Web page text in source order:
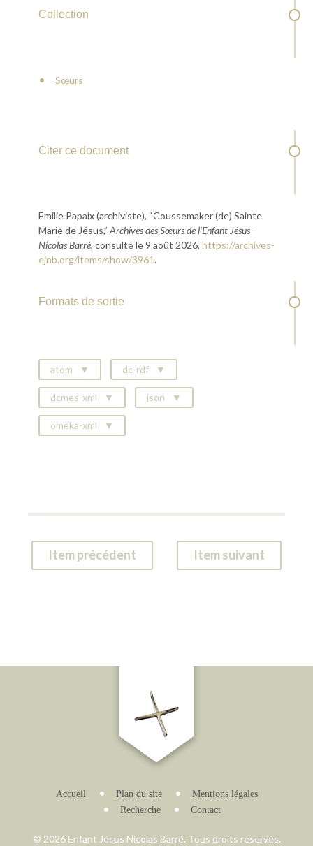
Collection
Sœurs
Citer ce document
Emilie Papaix (archiviste), “Coussemaker (de) Sainte
Marie de Jésus,” Archives des Sœurs de l'Enfant Jésus-
Nicolas Barré, consulté le 9 août 2026, https://archives-
ejnb.org/items/show/3961.
Formats de sortie
atom dc-rdf
dcmes-xml json
omeka-xml
Item précédent Item suivant
Accueil Plan du site
Mentions légales
Recherche
Contact
© 2026 Enfant Jésus Nicolas Barré. Tous droits réservés.